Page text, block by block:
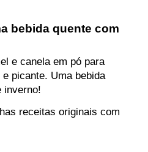
bebida quente com
e canela em pó para
picante. Uma bebida
inverno!
receitas originais com